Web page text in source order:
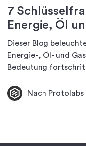
7
Energie, Öl
Dieser Blog
Energie-, Öl- und
Bedeutung
Nach Protolabs